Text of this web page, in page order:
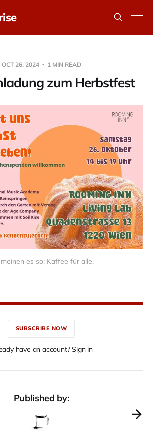
OCT 26, 2024 1 MIN READ
zum Herbstfest
es so: Kaffee für alle.
SUBSCRIBE NOW
have an account? Sign in
Published by: